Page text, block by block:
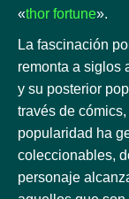
«thor fortune».
La fascinación
remonta a siglos
y su posterior
través de
popularidad ha
coleccionables,
personaje